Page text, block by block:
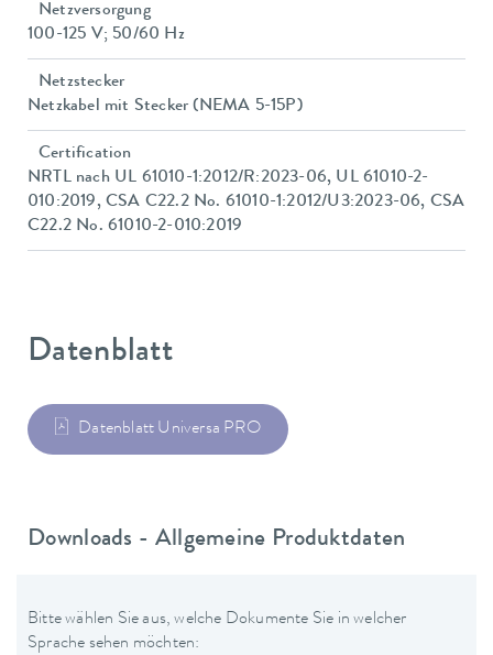
Netzversorgung
100-125 V; 50/60 Hz
Netzstecker
Netzkabel mit Stecker (NEMA 5-15P)
Certification
NRTL nach UL 61010-1:2012/R:2023-06, UL 61010-2-
010:2019, CSA C22.2 No. 61010-1:2012/U3:2023-06, CSA
C22.2 No. 61010-2-010:2019
Datenblatt
Datenblatt Universa PRO
Downloads - Allgemeine Produktdaten
Bitte wählen Sie aus, welche Dokumente Sie in welcher
Sprache sehen möchten: